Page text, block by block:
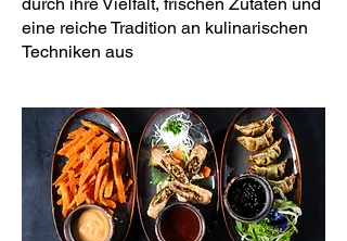
eine reiche Tradition an kulinarischen
Techniken aus